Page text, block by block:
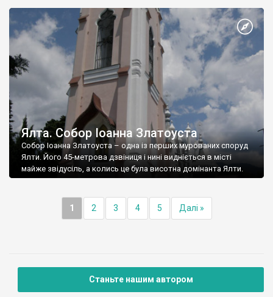
Ялта. Собор Іоанна Златоуста
Собор Іоанна Златоуста – одна із перших мурованих споруд
Ялти. Його 45-метрова дзвіниця і нині видніється в місті
майже звідусіль, а колись це була висотна домінанта Ялти.
1 2 3 4 5 Далі »
Станьте нашим автором